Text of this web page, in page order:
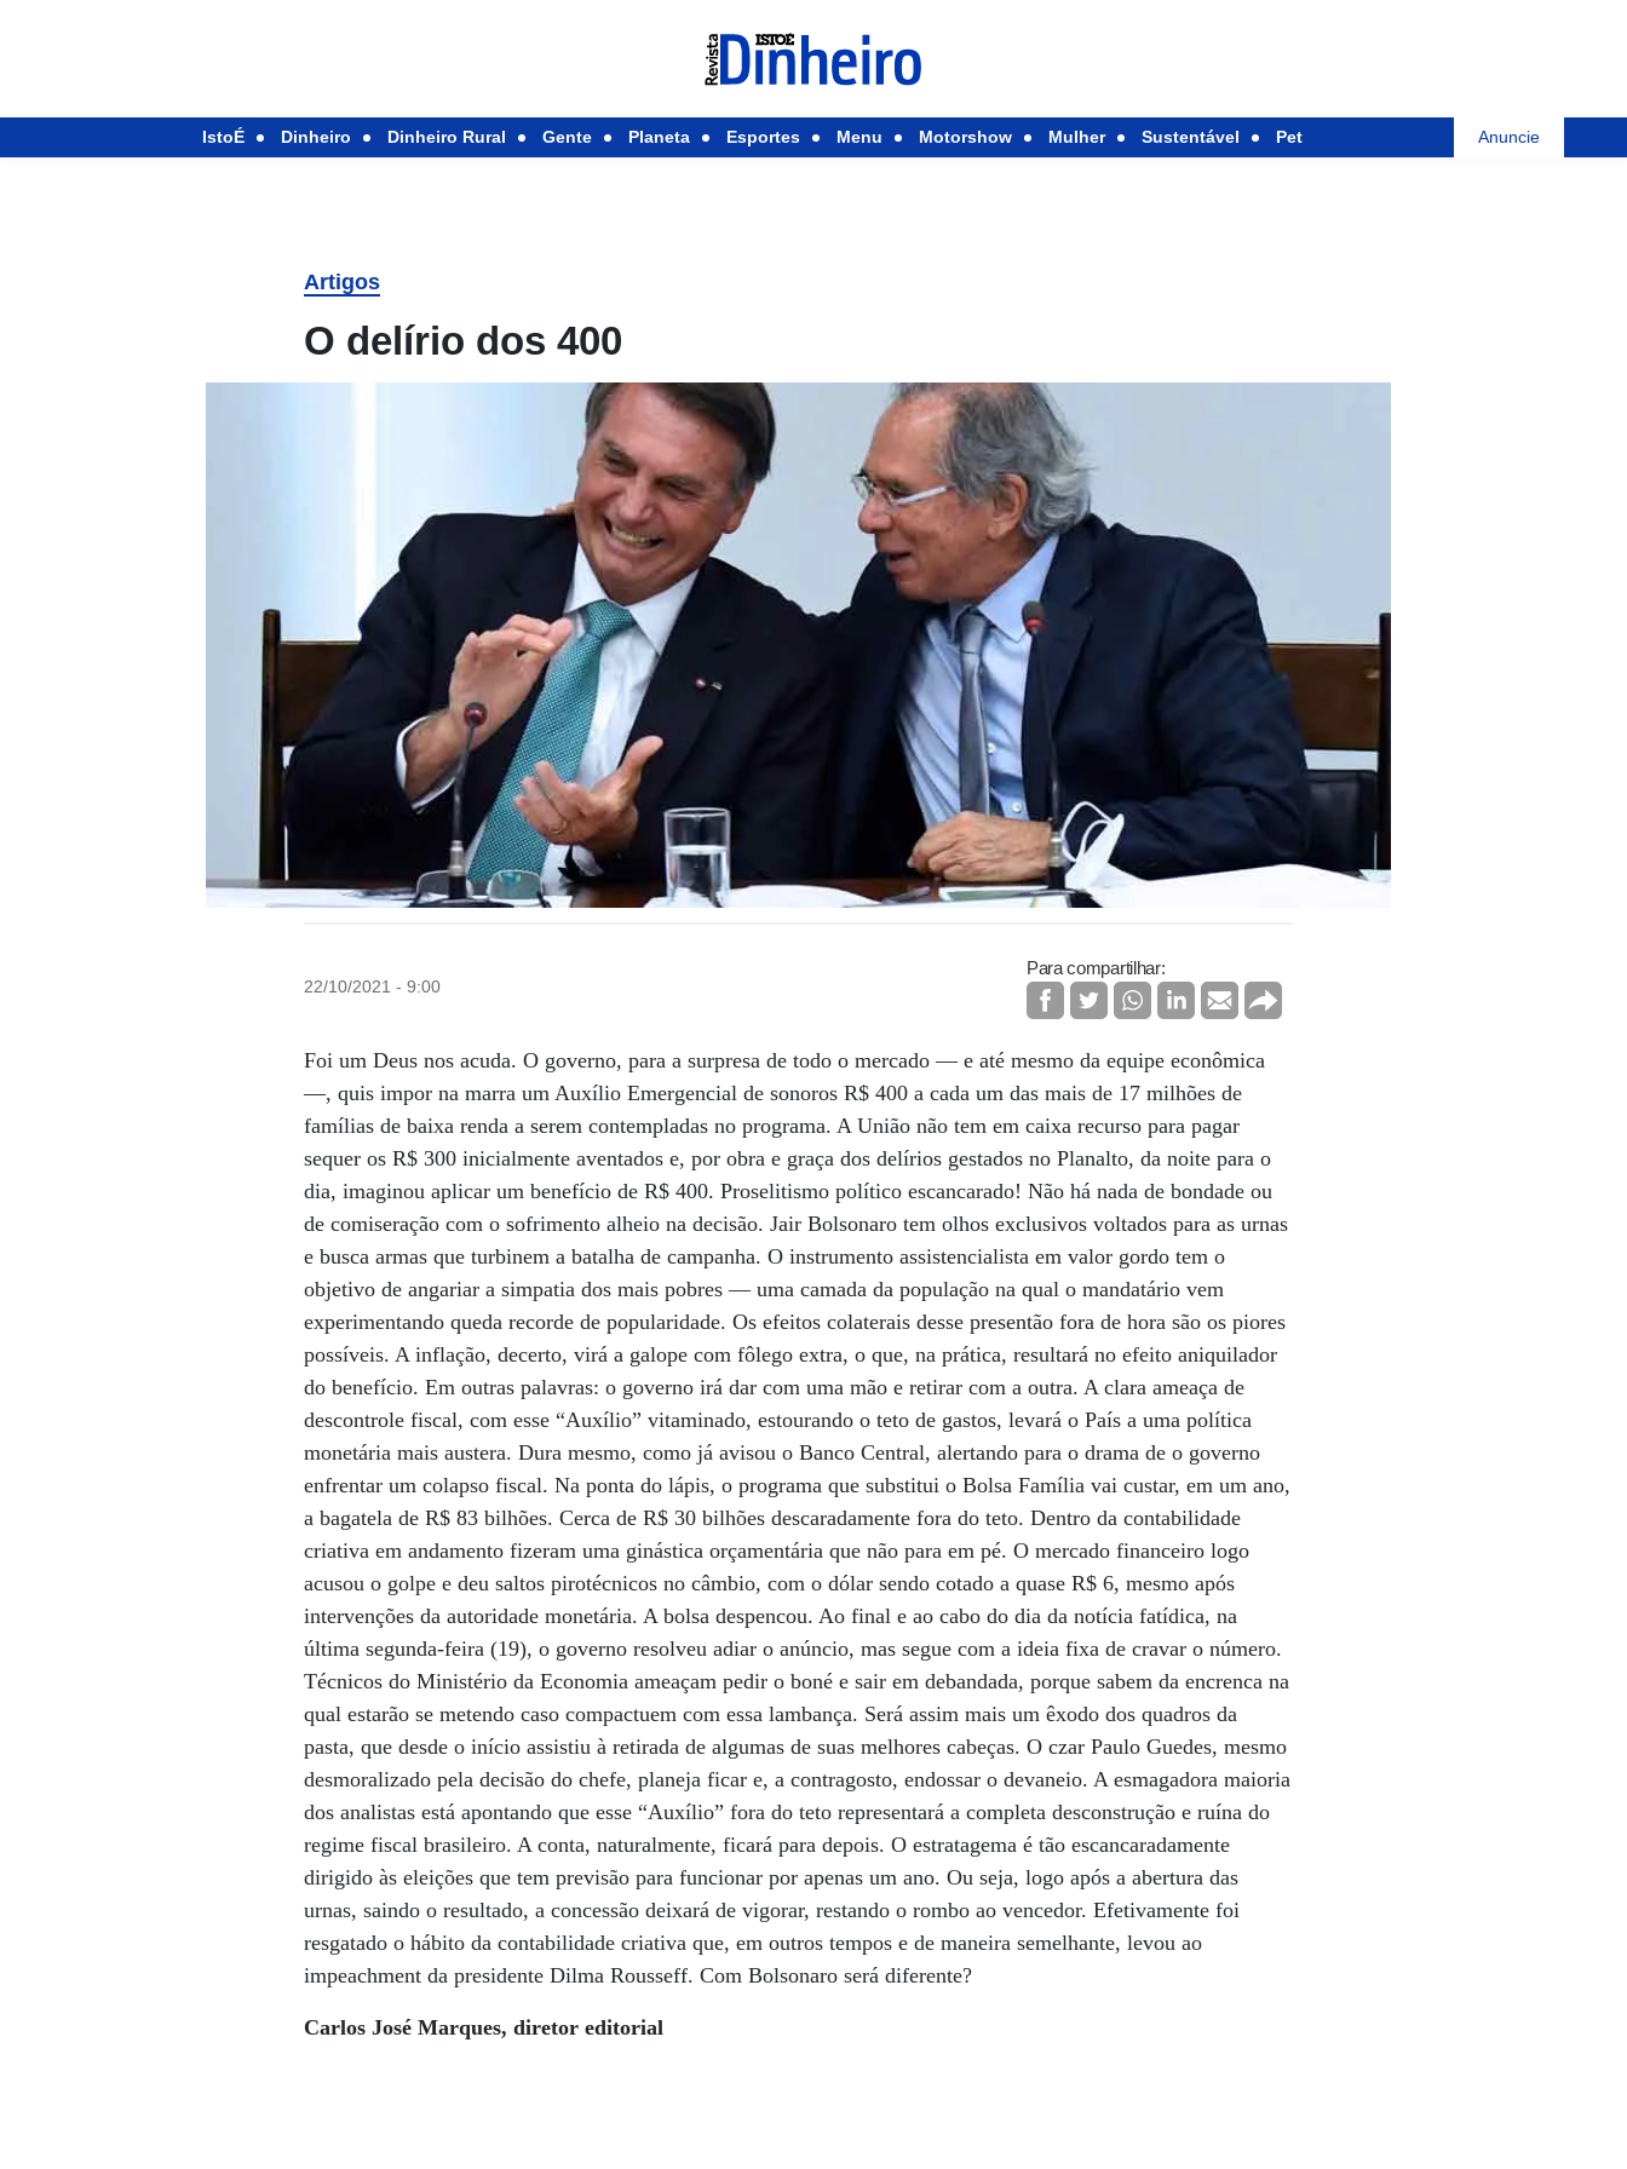
IstoÉ Dinheiro Dinheiro Rural Gente Planeta Esportes Menu Motorshow Mulher Sustentável Pet Anuncie
Artigos
O delírio dos 400
22/10/2021 - 9:00
Para compartilhar:
Foi um Deus nos acuda. O governo, para a surpresa de todo o mercado — e até mesmo da equipe econômica
—, quis impor na marra um Auxílio Emergencial de sonoros R$ 400 a cada um das mais de 17 milhões de
famílias de baixa renda a serem contempladas no programa. A União não tem em caixa recurso para pagar
sequer os R$ 300 inicialmente aventados e, por obra e graça dos delírios gestados no Planalto, da noite para o
dia, imaginou aplicar um benefício de R$ 400. Proselitismo político escancarado! Não há nada de bondade ou
de comiseração com o sofrimento alheio na decisão. Jair Bolsonaro tem olhos exclusivos voltados para as urnas
e busca armas que turbinem a batalha de campanha. O instrumento assistencialista em valor gordo tem o
objetivo de angariar a simpatia dos mais pobres — uma camada da população na qual o mandatário vem
experimentando queda recorde de popularidade. Os efeitos colaterais desse presentão fora de hora são os piores
possíveis. A inflação, decerto, virá a galope com fôlego extra, o que, na prática, resultará no efeito aniquilador
do benefício. Em outras palavras: o governo irá dar com uma mão e retirar com a outra. A clara ameaça de
descontrole fiscal, com esse “Auxílio” vitaminado, estourando o teto de gastos, levará o País a uma política
monetária mais austera. Dura mesmo, como já avisou o Banco Central, alertando para o drama de o governo
enfrentar um colapso fiscal. Na ponta do lápis, o programa que substitui o Bolsa Família vai custar, em um ano,
a bagatela de R$ 83 bilhões. Cerca de R$ 30 bilhões descaradamente fora do teto. Dentro da contabilidade
criativa em andamento fizeram uma ginástica orçamentária que não para em pé. O mercado financeiro logo
acusou o golpe e deu saltos pirotécnicos no câmbio, com o dólar sendo cotado a quase R$ 6, mesmo após
intervenções da autoridade monetária. A bolsa despencou. Ao final e ao cabo do dia da notícia fatídica, na
última segunda-feira (19), o governo resolveu adiar o anúncio, mas segue com a ideia fixa de cravar o número.
Técnicos do Ministério da Economia ameaçam pedir o boné e sair em debandada, porque sabem da encrenca na
qual estarão se metendo caso compactuem com essa lambança. Será assim mais um êxodo dos quadros da
pasta, que desde o início assistiu à retirada de algumas de suas melhores cabeças. O czar Paulo Guedes, mesmo
desmoralizado pela decisão do chefe, planeja ficar e, a contragosto, endossar o devaneio. A esmagadora maioria
dos analistas está apontando que esse “Auxílio” fora do teto representará a completa desconstrução e ruína do
regime fiscal brasileiro. A conta, naturalmente, ficará para depois. O estratagema é tão escancaradamente
dirigido às eleições que tem previsão para funcionar por apenas um ano. Ou seja, logo após a abertura das
urnas, saindo o resultado, a concessão deixará de vigorar, restando o rombo ao vencedor. Efetivamente foi
resgatado o hábito da contabilidade criativa que, em outros tempos e de maneira semelhante, levou ao
impeachment da presidente Dilma Rousseff. Com Bolsonaro será diferente?
Carlos José Marques, diretor editorial